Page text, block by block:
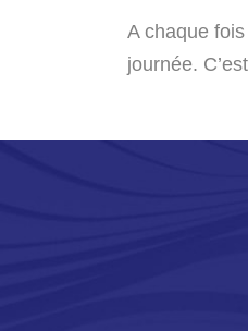
A chaque
journée.